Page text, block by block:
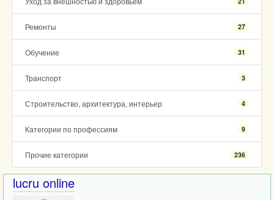
Ремонты 27
Обучение 31
Транспорт 3
Строительство, архитектура, интерьер 4
Категории по профессиям 9
Прочие категории 236
lucru online